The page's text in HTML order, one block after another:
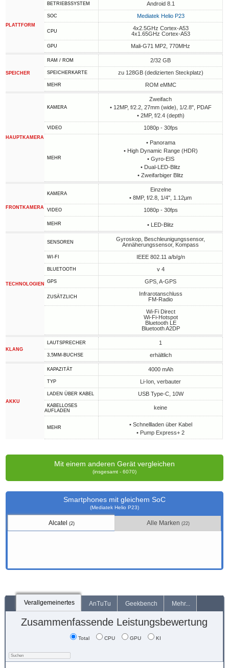
PLATTFORM
BETRIEBSSYSTEM Android 8.1
SOC Mediatek Helio P23
CPU
4x2.5GHz Cortex-A53
4x1.65GHz Cortex-A53
GPU Mali-G71 MP2, 770MHz
SPEICHER
RAM / ROM 2/32 GB
SPEICHERKARTE zu 128GB (dedizierten Steckplatz)
MEHR ROM eMMC
HAUPTKAMERA
KAMERA
Zweifach
• 12MP, f/2.2, 27mm (wide), 1/2.8", PDAF
• 2MP, f/2.4 (depth)
VIDEO 1080p - 30fps
MEHR
• Panorama
• High Dynamic Range (HDR)
• Gyro-EIS
• Dual-LED-Blitz
• Zweifarbiger Blitz
FRONTKAMERA
KAMERA
Einzelne
• 8MP, f/2.8, 1/4", 1.12µm
VIDEO 1080p - 30fps
MEHR • LED-Blitz
TECHNOLOGIEN
SENSOREN
Gyroskop, Beschleunigungssensor,
Annäherungssensor, Kompass
WI-FI IEEE 802.11 a/b/g/n
BLUETOOTH v 4
GPS GPS, A-GPS
ZUSÄTZLICH
Infrarotanschluss
FM-Radio
Wi-Fi Direct
Wi-Fi-Hotspot
Bluetooth LE
Bluetooth A2DP
KLANG
LAUTSPRECHER 1
3,5MM-BUCHSE erhältlich
AKKU
KAPAZITÄT 4000 mAh
TYP Li-Ion, verbauter
LADEN ÜBER KABEL USB Type-C, 10W
KABELLOSES
AUFLADEN
keine
MEHR
• Schnellladen über Kabel
• Pump Express+ 2
Mit einem anderen Gerät vergleichen
(insgesamt - 6070)
Smartphones mit gleichem SoC
(Mediatek Helio P23)
Alcatel (2) Alle Marken (22)
Verallgemeinertes AnTuTu Geekbench Mehr...
Zusammenfassende Leistungsbewertung
Total CPU GPU KI